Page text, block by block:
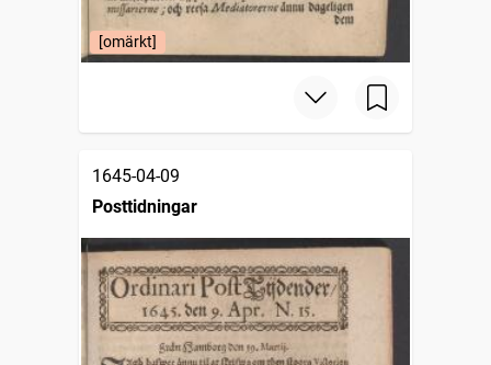
[omärkt]
1645-04-09
Posttidningar